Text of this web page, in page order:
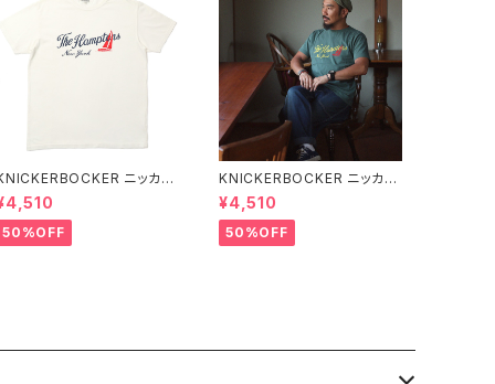
ニッカー
ッカー MILK ハンプトン T
ャツ
50%OFF
KNICKERBOCKER ニッカー
ボッカー GREEN ハンプトン
Tシャツ
¥4,510
50%OFF